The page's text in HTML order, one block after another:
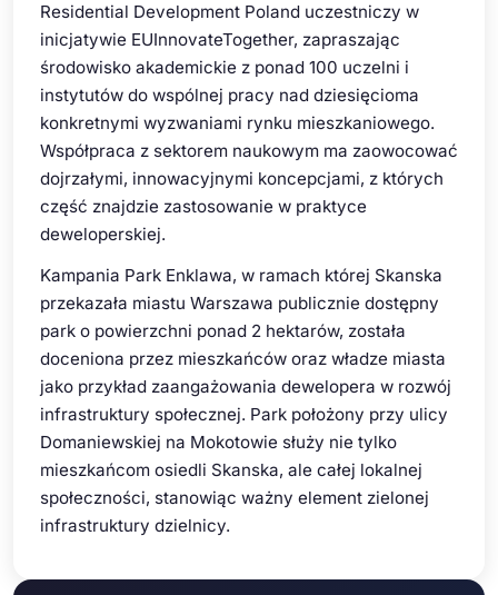
Residential Development Poland uczestniczy w
inicjatywie EUInnovateTogether, zapraszając
środowisko akademickie z ponad 100 uczelni i
instytutów do wspólnej pracy nad dziesięcioma
konkretnymi wyzwaniami rynku mieszkaniowego.
Współpraca z sektorem naukowym ma zaowocować
dojrzałymi, innowacyjnymi koncepcjami, z których
część znajdzie zastosowanie w praktyce
deweloperskiej.
Kampania Park Enklawa, w ramach której Skanska
przekazała miastu Warszawa publicznie dostępny
park o powierzchni ponad 2 hektarów, została
doceniona przez mieszkańców oraz władze miasta
jako przykład zaangażowania dewelopera w rozwój
infrastruktury społecznej. Park położony przy ulicy
Domaniewskiej na Mokotowie służy nie tylko
mieszkańcom osiedli Skanska, ale całej lokalnej
społeczności, stanowiąc ważny element zielonej
infrastruktury dzielnicy.